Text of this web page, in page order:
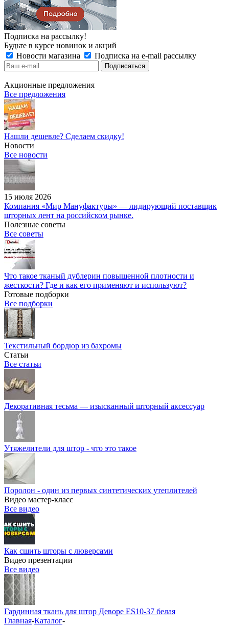
Подписка на рассылку!
Будьте в курсе новинок и акций
Новости магазина
Подписка на e-mail рассылку
Акционные предложения
Все предложения
Нашли дешевле? Сделаем скидку!
Новости
Все новости
15 июля 2026
Компания «Мир Мануфактуры» — лидирующий поставщик
шторных лент на российском рынке.
Полезные советы
Все советы
Что такое тканый дублерин повышенной плотности и
жесткости? Где и как его применяют и используют?
Готовые подборки
Все подборки
Текстильный бордюр из бахромы
Статьи
Все статьи
Декоративная тесьма — изысканный шторный аксессуар
Утяжелители для штор - что это такое
Поролон - один из первых синтетических утеплителей
Видео мастер-класс
Все видео
Как сшить шторы с люверсами
Видео презентации
Все видео
Гардинная ткань для штор Деворе ES10-37 белая
Главная-Каталог-